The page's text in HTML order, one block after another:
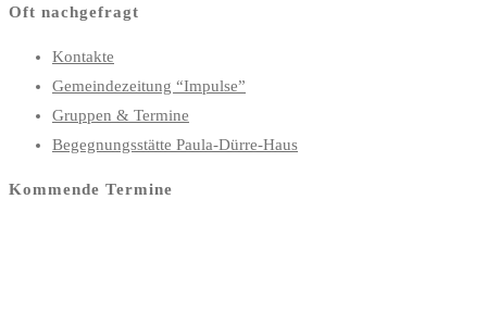
Oft nachgefragt
Kontakte
Gemeindezeitung “Impulse”
Gruppen & Termine
Begegnungsstätte Paula-Dürre-Haus
Kommende Termine